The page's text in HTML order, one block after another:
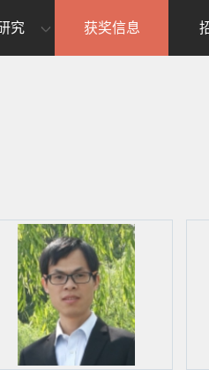
究 获奖信息